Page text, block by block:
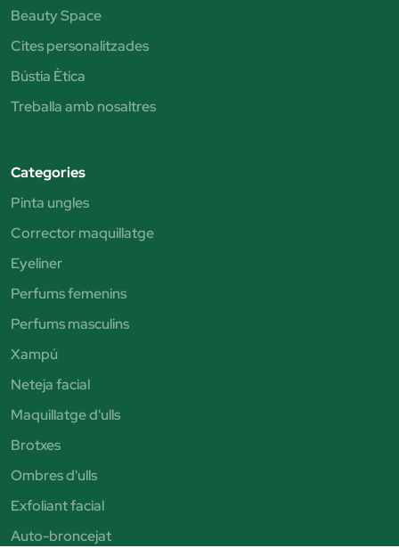
Beauty Space
Cites personalitzades
Bústia Ètica
Treballa amb nosaltres
Categories
Pinta ungles
Corrector maquillatge
Eyeliner
Perfums femenins
Perfums masculins
Xampú
Neteja facial
Maquillatge d'ulls
Brotxes
Ombres d'ulls
Exfoliant facial
Auto-broncejat